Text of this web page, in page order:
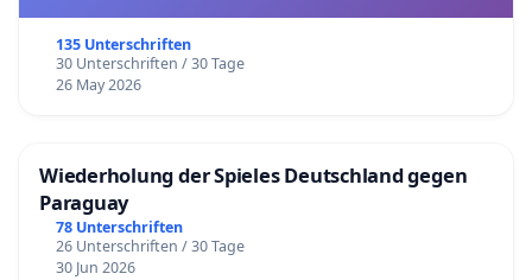
135 Unterschriften
30 Unterschriften / 30 Tage
26 May 2026
Wiederholung der Spieles Deutschland gegen
Paraguay
78 Unterschriften
26 Unterschriften / 30 Tage
30 Jun 2026